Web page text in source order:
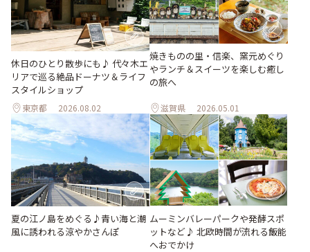
休日のひとり散歩にも♪ 代々木エ
リアで巡る絶品ドーナツ＆ライフ
スタイルショップ
東京都 2026.08.02
焼きものの里・信楽、窯元めぐり
やランチ＆スイーツを楽しむ癒し
の旅へ
滋賀県 2026.05.01
夏の江ノ島をめぐる♪青い海と潮
風に誘われる涼やかさんぽ
ムーミンバレーパークや発酵スポ
ットなど♪ 北欧時間が流れる飯能
へおでかけ